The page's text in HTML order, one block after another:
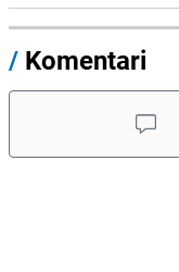
/ Komentari